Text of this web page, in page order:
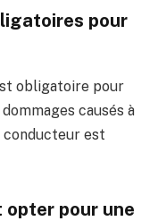
pour
obligatoire pour
causés à
conducteur est
pour une